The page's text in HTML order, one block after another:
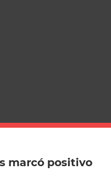
marcó positivo